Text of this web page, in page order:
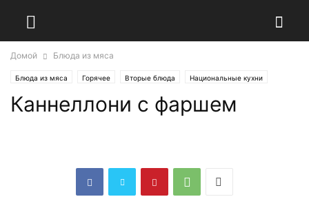
Домой Блюда из мяса
Блюда из мяса Горячее Вторые блюда Национальные кухни
Итальянская кухня
Каннеллони с фаршем